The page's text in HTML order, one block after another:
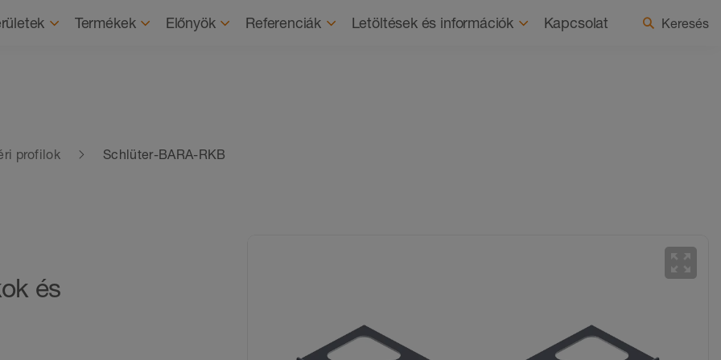
Rólunk Fenntarthatóság Újdonságok Ország / nyelv kiválasztása
Termékek Előnyök Referenciák Letöltések és információk Kapcsolat Keresés
profilok Schlüter-BARA-RKB
és